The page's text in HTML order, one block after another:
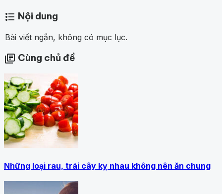
format_list_bulleted Nội dung
Bài viết ngắn, không có mục lục.
library_books Cùng chủ đề
Những loại rau, trái cây kỵ nhau không nên ăn chung